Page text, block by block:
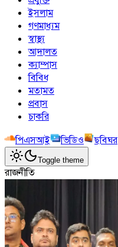
ইসলাম
গণমাধ্যম
স্বাস্থ্য
আদালত
ক্যাম্পাস
বিবিধ
মতামত
প্রবাস
চাকরি
পিএসআই
ভিডিও ছবিঘর
Toggle theme
রাজনীতি